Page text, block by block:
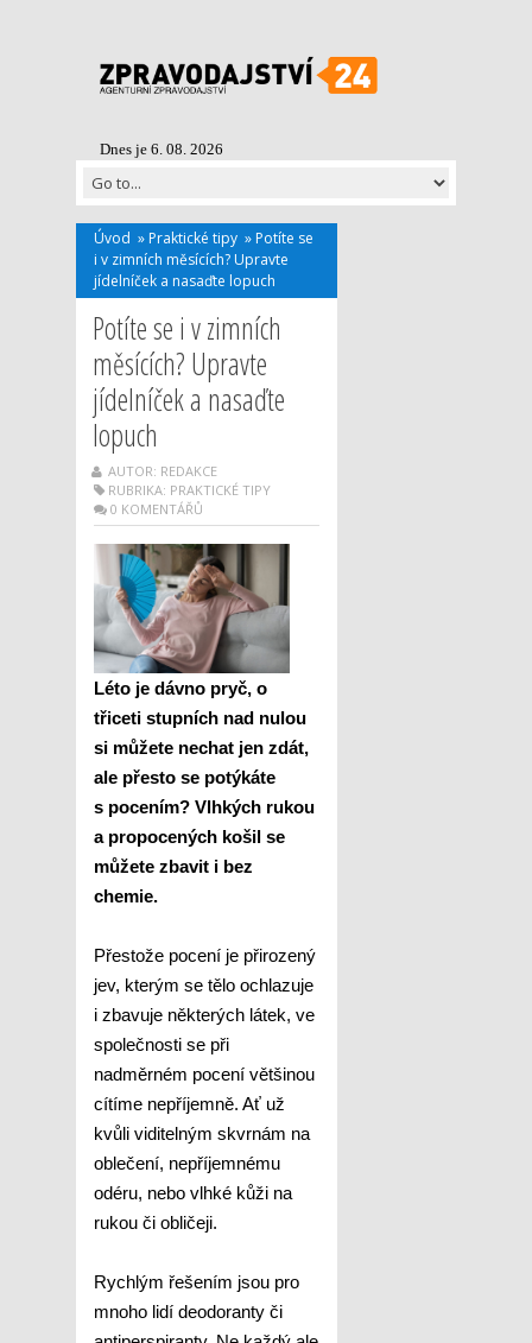
Dnes je 6. 08. 2026
Úvod » Praktické tipy » Potíte se
i v zimních měsících? Upravte
jídelníček a nasaďte lopuch
Potíte se i v zimních
měsících? Upravte
jídelníček a nasaďte
lopuch
AUTOR: REDAKCE
RUBRIKA: PRAKTICKÉ TIPY
0 KOMENTÁŘŮ
Léto je dávno pryč, o
třiceti stupních nad nulou
si můžete nechat jen zdát,
ale přesto se potýkáte
s pocením? Vlhkých rukou
a propocených košil se
můžete zbavit i bez
chemie.
Přestože pocení je přirozený
jev, kterým se tělo ochlazuje
i zbavuje některých látek, ve
společnosti se při
nadměrném pocení většinou
cítíme nepříjemně. Ať už
kvůli viditelným skvrnám na
oblečení, nepříjemnému
odéru, nebo vlhké kůži na
rukou či obličeji.
Rychlým řešením jsou pro
mnoho lidí deodoranty či